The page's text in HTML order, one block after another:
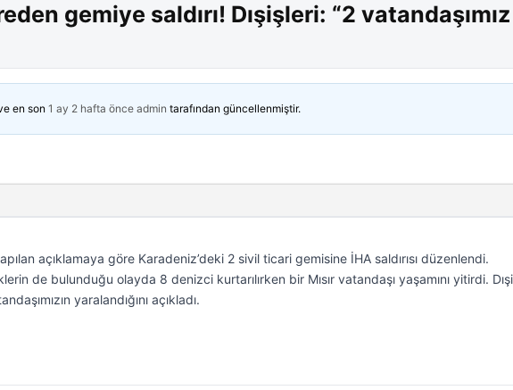
gemiye saldırı! Dışişleri: “2 vatandaşımız
en son 1 ay 2 hafta önce admin tarafından güncellenmiştir.
açıklamaya göre Karadeniz’deki 2 sivil ticari gemisine İHA saldırısı düzenlendi.
de bulunduğu olayda 8 denizci kurtarılırken bir Mısır vatandaşı yaşamını yitirdi.
yaralandığını açıkladı.